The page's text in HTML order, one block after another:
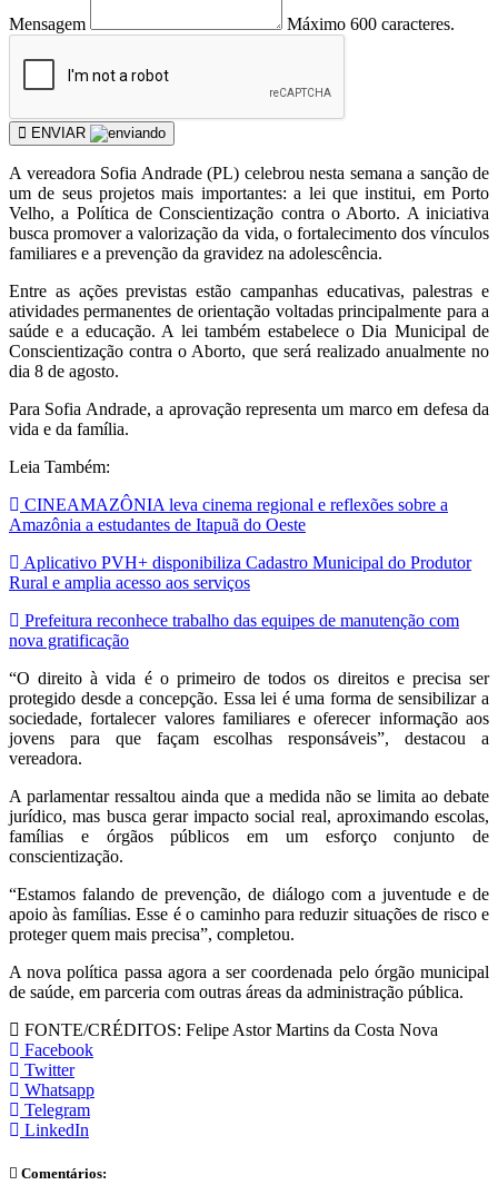
Mensagem Máximo 600 caracteres.
ENVIAR
A vereadora Sofia Andrade (PL) celebrou nesta semana a sanção de
um de seus projetos mais importantes: a lei que institui, em Porto
Velho, a Política de Conscientização contra o Aborto. A iniciativa
busca promover a valorização da vida, o fortalecimento dos vínculos
familiares e a prevenção da gravidez na adolescência.
Entre as ações previstas estão campanhas educativas, palestras e
atividades permanentes de orientação voltadas principalmente para a
saúde e a educação. A lei também estabelece o Dia Municipal de
Conscientização contra o Aborto, que será realizado anualmente no
dia 8 de agosto.
Para Sofia Andrade, a aprovação representa um marco em defesa da
vida e da família.
Leia Também:
CINEAMAZÔNIA leva cinema regional e reflexões sobre a
Amazônia a estudantes de Itapuã do Oeste
Aplicativo PVH+ disponibiliza Cadastro Municipal do Produtor
Rural e amplia acesso aos serviços
Prefeitura reconhece trabalho das equipes de manutenção com
nova gratificação
“O direito à vida é o primeiro de todos os direitos e precisa ser
protegido desde a concepção. Essa lei é uma forma de sensibilizar a
sociedade, fortalecer valores familiares e oferecer informação aos
jovens para que façam escolhas responsáveis”, destacou a
vereadora.
A parlamentar ressaltou ainda que a medida não se limita ao debate
jurídico, mas busca gerar impacto social real, aproximando escolas,
famílias e órgãos públicos em um esforço conjunto de
conscientização.
“Estamos falando de prevenção, de diálogo com a juventude e de
apoio às famílias. Esse é o caminho para reduzir situações de risco e
proteger quem mais precisa”, completou.
A nova política passa agora a ser coordenada pelo órgão municipal
de saúde, em parceria com outras áreas da administração pública.
FONTE/CRÉDITOS: Felipe Astor Martins da Costa Nova
Facebook
Twitter
Whatsapp
Telegram
LinkedIn
Comentários: